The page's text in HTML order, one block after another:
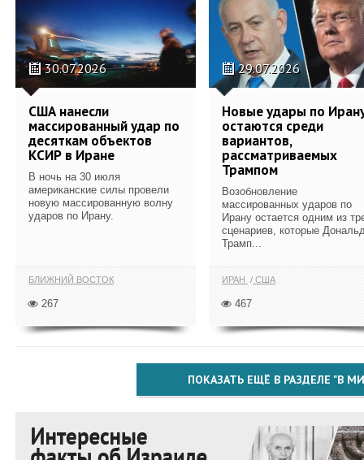
30.07.2026
США нанесли
массированный удар по
десяткам объектов
КСИР в Иране
В ночь на 30 июля
американские силы провели
новую массированную волну
ударов по Ирану.
БЛИЖНИЙ ВОСТОК
267
29.07.2026
Новые удары по
остаются среди
вариантов,
рассматриваемых
Трампом
Возобновление
массированных ударов по
Ирану остается одним из
сценариев, которые
Трамп...
ИРАН США
467
ПОКАЗАТЬ ЕЩЁ В РАЗДЕЛЕ "В